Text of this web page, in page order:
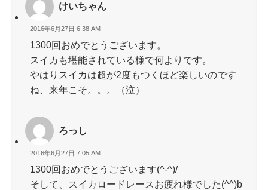
けいちゃん
2016年6月27日 6:38 AM
1300回おめでとうございます。
スイカも堪能されている様で何よりです。
やはりスイカは超が2度もつくほど楽しいのです
ね、来年こそ。。。（泣）
ろっし
2016年6月27日 7:05 AM
1300回おめでとうございます(^-^)/
そして、スイカロードレースお疲れ様でした(^^)b